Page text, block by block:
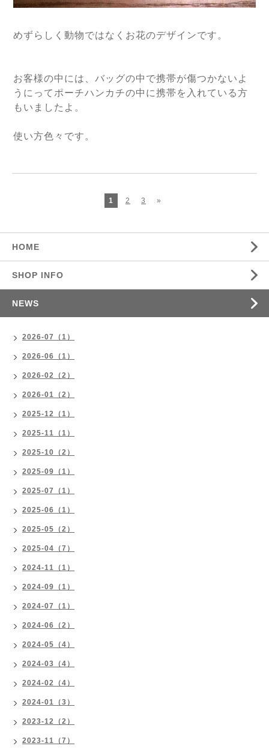
めずらしく動物ではなくお花のデザインです。
お客様の中には、バッグの中で携帯が傷つかないよ
うにってポーチハンカチの中に携帯を入れている方
もいましたよ。
使い方色々です。
1 2 3 »
HOME
SHOP INFO
NEWS
2026-07（1）
2026-06（1）
2026-02（2）
2026-01（2）
2025-12（1）
2025-11（1）
2025-10（2）
2025-09（1）
2025-07（1）
2025-06（1）
2025-05（2）
2025-04（7）
2024-11（1）
2024-09（1）
2024-07（1）
2024-06（2）
2024-05（4）
2024-03（4）
2024-02（4）
2024-01（3）
2023-12（2）
2023-11（7）